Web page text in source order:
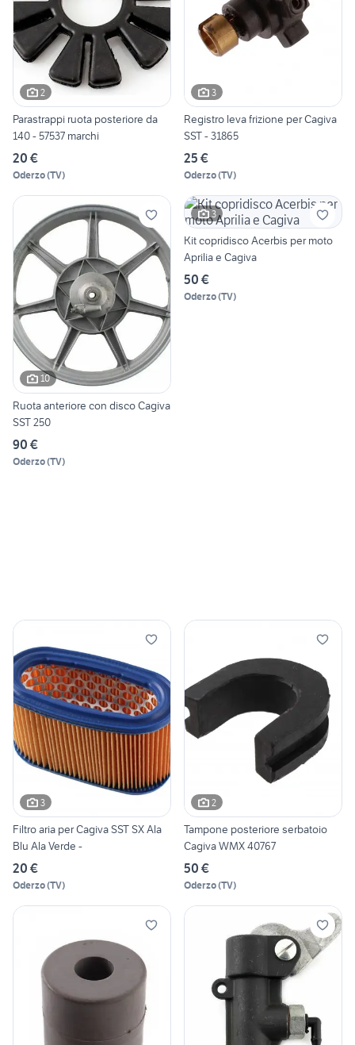
2
Parastrappi ruota posteriore da
140 - 57537 marchi
20 €
Oderzo(TV)
3
Registro leva frizione per Cagiva
SST - 31865
25 €
Oderzo(TV)
10
Ruota anteriore con disco Cagiva
SST 250
90 €
Oderzo(TV)
3
Kit copridisco Acerbis per moto
Aprilia e Cagiva
50 €
Oderzo(TV)
3
Filtro aria per Cagiva SST SX Ala
Blu Ala Verde -
20 €
Oderzo(TV)
2
Tampone posteriore serbatoio
Cagiva WMX 40767
50 €
Oderzo(TV)